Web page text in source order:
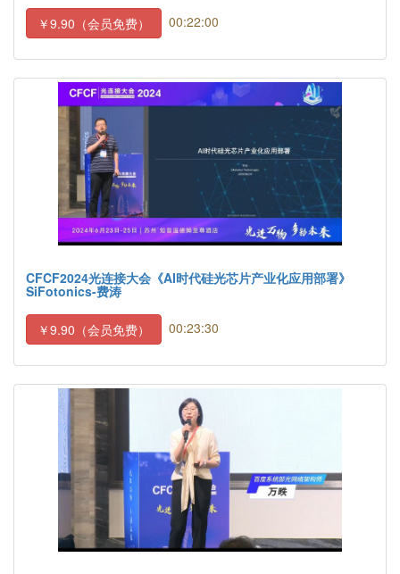
￥9.90（会员免费） 00:22:00
CFCF2024光连接大会《AI时代硅光芯片产业化应用部署》
SiFotonics-费涛
￥9.90（会员免费） 00:23:30